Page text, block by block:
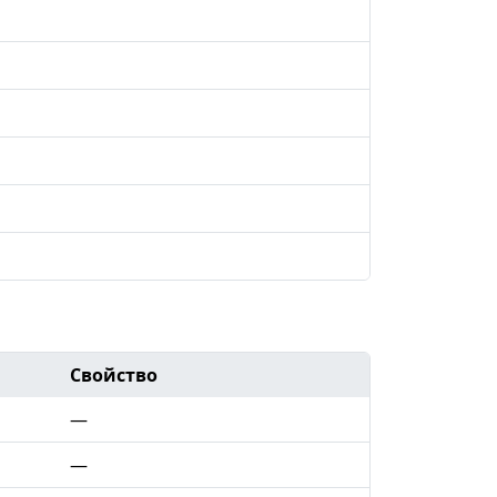
Свойство
—
—